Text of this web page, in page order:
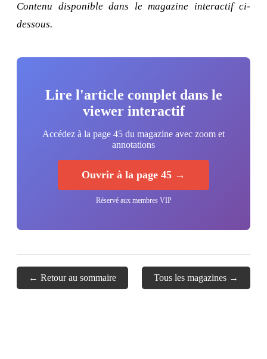
Contenu disponible dans le magazine interactif ci-
dessous.
Lire l'article complet dans le
viewer interactif
Accédez à la page 45 du magazine avec zoom et
annotations
Ouvrir à la page 45 →
Réservé aux membres VIP
← Retour au sommaire Tous les magazines →